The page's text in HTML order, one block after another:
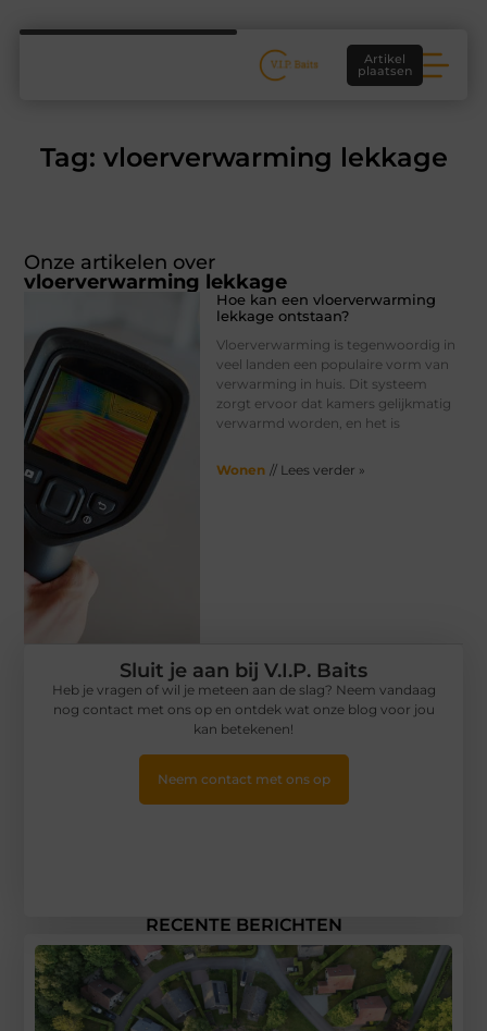
Artikel
plaatsen
Tag: vloerverwarming lekkage
Onze artikelen over
vloerverwarming lekkage
Hoe kan een vloerverwarming
lekkage ontstaan?
Vloerverwarming is tegenwoordig in
veel landen een populaire vorm van
verwarming in huis. Dit systeem
zorgt ervoor dat kamers gelijkmatig
verwarmd worden, en het is
Wonen // Lees verder »
RECENTE BERICHTEN
Sluit je aan bij V.I.P. Baits
Heb je vragen of wil je meteen aan de slag? Neem vandaag
nog contact met ons op en ontdek wat onze blog voor jou
kan betekenen!
Neem contact met ons op